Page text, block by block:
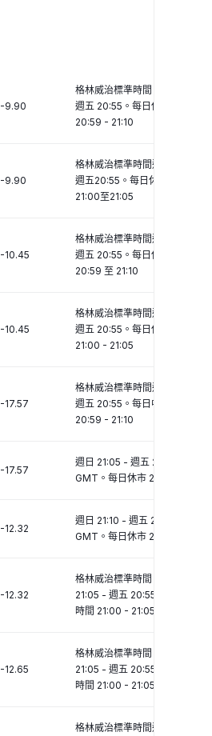
-9.90
格林威治標準時間 週日 21:10 -
週五 20:55。每日休市時間
20:59 - 21:10
-9.90
格林威治標準時間週日21:05至
週五20:55。每日休市時間
21:00至21:05
-10.45
格林威治標準時間週日 21:10 至
週五 20:55。每日休市時間
20:59 至 21:10
-10.45
格林威治標準時間週日 21:05 -
週五 20:55。每日休市時間
21:00 - 21:05
-17.57
格林威治標準時間週日 21:10 至
週五 20:55。每日中斷時段
20:59 - 21:10
-17.57
週日 21:05 - 週五 20:55
GMT。每日休市 21:00 - 21:05
-12.32
週日 21:10 - 週五 20:55
GMT。每日休市 20:59 - 21:10
-12.32
格林威治標準時間 (GMT) 週日
21:05 - 週五 20:55。每日休市
時間 21:00 - 21:05
-12.65
格林威治標準時間 (GMT) 週日
21:05 - 週五 20:55。每日休市
時間 21:00 - 21:05
格林威治標準時間週日 21:10 至